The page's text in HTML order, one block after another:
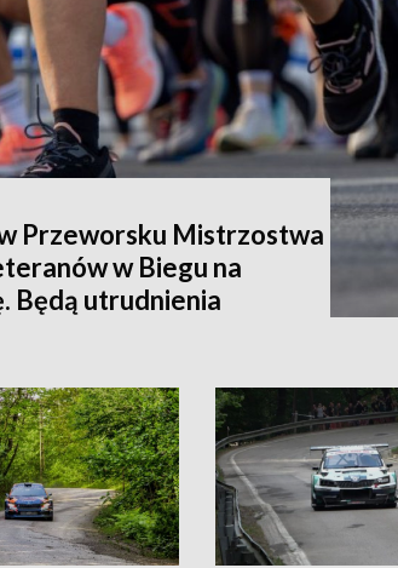
Przeworsku Mistrzostwa
w Biegu na
Będą utrudnienia